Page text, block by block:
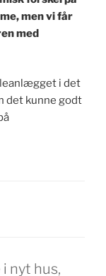
men vi får
med
i det
det kunne godt
nyt hus,